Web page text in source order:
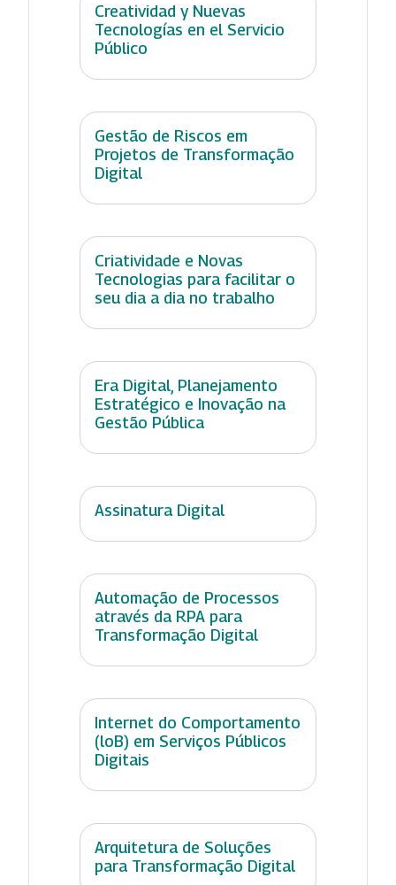
Creatividad y Nuevas
Tecnologías en el Servicio
Público
Gestão de Riscos em
Projetos de Transformação
Digital
Criatividade e Novas
Tecnologias para facilitar o
seu dia a dia no trabalho
Era Digital, Planejamento
Estratégico e Inovação na
Gestão Pública
Assinatura Digital
Automação de Processos
através da RPA para
Transformação Digital
Internet do Comportamento
(loB) em Serviços Públicos
Digitais
Arquitetura de Soluções
para Transformação Digital